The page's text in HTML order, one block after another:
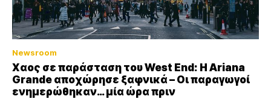
Newsroom
Xαος σε παράσταση του West End: Η Αriana
Grande αποχώρησε ξαφνικά – Οι παραγωγοί
ενημερώθηκαν… μία ώρα πριν